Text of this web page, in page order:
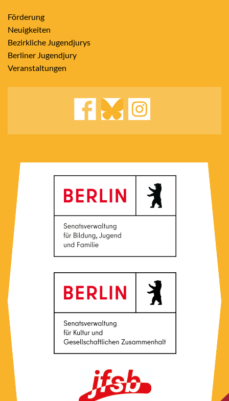
Förderung
Neuigkeiten
Bezirkliche Jugendjurys
Berliner Jugendjury
Veranstaltungen